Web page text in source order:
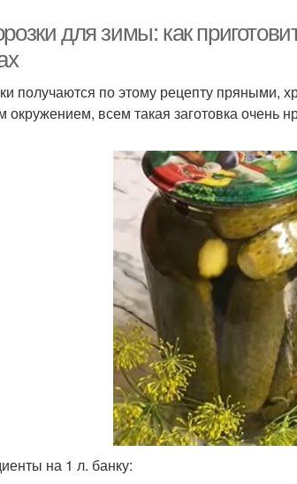
для зимы: как
получаются по этому рецепту пряными,
окружением, всем такая заготовка очень
на 1 л. банку: